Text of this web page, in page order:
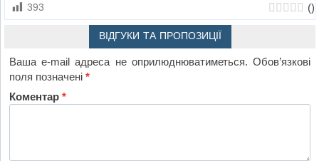
393 ()
ВІДГУКИ ТА ПРОПОЗИЦІЇ
Ваша e-mail адреса не оприлюднюватиметься. Обов’язкові
поля позначені*
Коментар*